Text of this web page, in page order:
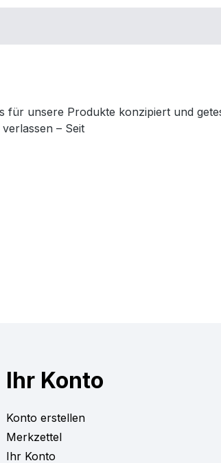
unsere Produkte konzipiert und
– Seit
Ihr Konto
Konto erstellen
Merkzettel
Ihr Konto